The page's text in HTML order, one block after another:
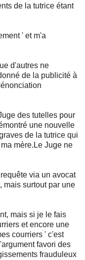
de la tutrice étant
' et m'a
d'autres ne
de la publicité à
des tutelles pour
une nouvelle
de la tutrice qui
mère.Le Juge ne
via un avocat
mais surtout par une
mais si je le fais
et encore une
courriers ' c'est
favori des
frauduleux